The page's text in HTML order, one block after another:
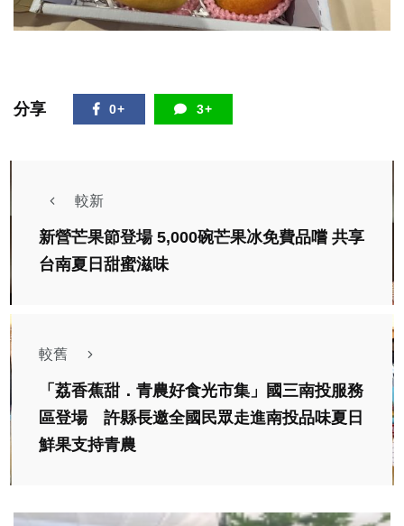
分享 0+ 3+
較新
新營芒果節登場 5,000碗芒果冰免費品嚐 共享
台南夏日甜蜜滋味
較舊
「荔香蕉甜．青農好食光市集」國三南投服務
區登場 許縣長邀全國民眾走進南投品味夏日
鮮果支持青農